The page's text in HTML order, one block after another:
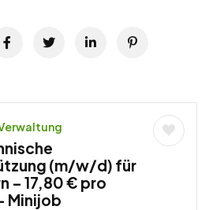
(m/w/d) für
– 17,80 € pro
Minijob